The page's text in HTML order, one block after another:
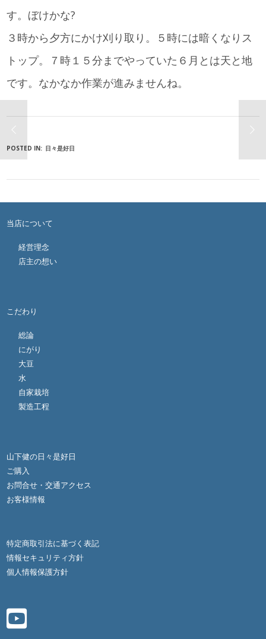
す。ぼけかな?
３時から夕方にかけ刈り取り。５時には暗くなりス
トップ。７時１５分までやっていた６月とは天と地
です。なかなか作業が進みませんね。
POSTED IN: 日々是好日
当店について
経営理念
店主の想い
こだわり
総論
にがり
大豆
水
自家栽培
製造工程
山下健の日々是好日
ご購入
お問合せ・交通アクセス
お客様情報
特定商取引法に基づく表記
情報セキュリティ方針
個人情報保護方針